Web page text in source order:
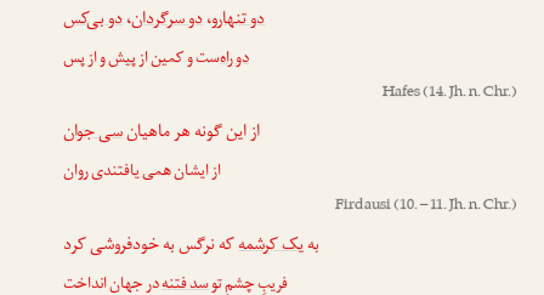
دو تنهارو،دو سرگردان،دو بی‌کس
دو راه‌ست و کمین از پیش و از پس
Hafes(14. Jh. n. Chr.)
از این گونه هر ماهیانسی جوان
از ایشان همی یافتندی ر‌وان
Firdausi(10. – 11. Jh. n. Chr.)
بهیک کرشمهکه نرگس به خودفروشی کرد
فریبِ چشمِ توسد فتنهدر جهان انداخت